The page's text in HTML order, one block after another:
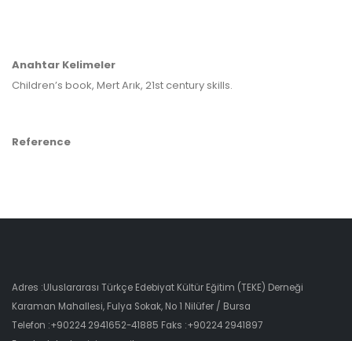
Anahtar Kelimeler
Children’s book, Mert Arık, 21st century skills.
Reference
Adres :Uluslararası Türkçe Edebiyat Kültür Eğitim (TEKE) Derneği
Karaman Mahallesi, Fulya Sokak, No 1 Nilüfer / Bursa
Telefon :+90224 2941652-41885 Faks :+90224 2941897